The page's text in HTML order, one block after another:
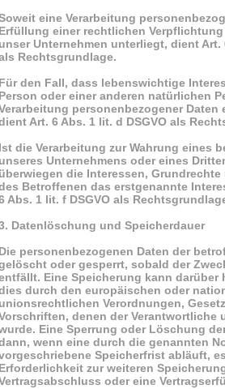
eine Verarbeitung
einer rechtlichen
Unternehmen unterliegt, dient Art.
Rechtsgrundlage.
den Fall, dass lebenswichtige
oder einer anderen natürlichen
personenbezogener Daten
Art. 6 Abs. 1 lit. d DSGVO als
die Verarbeitung zur Wahrung eines
Unternehmens oder eines
die Interessen,
Betroffenen das erstgenannte
Abs. 1 lit. f DSGVO als
Datenlöschung und Speicherdauer
personenbezogenen Daten der
oder gesperrt, sobald der
Eine Speicherung kann darüber
durch den europäischen oder
Verordnungen,
denen der Verantwortliche
Eine Sperrung oder Löschung
wenn eine durch die genannten
Speicherfrist abläuft,
zur weiteren
oder eine